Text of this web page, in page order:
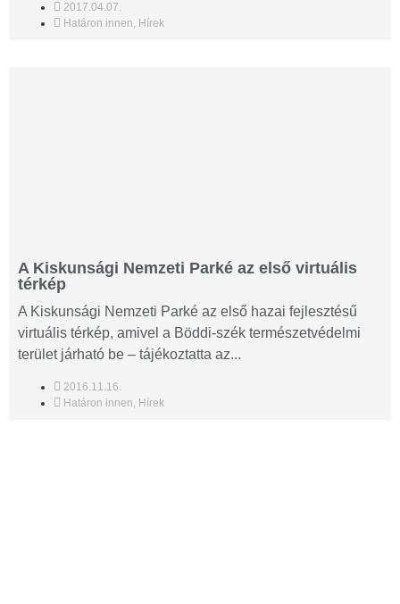
2017.04.07.
Határon innen, Hírek
A Kiskunsági Nemzeti Parké az első virtuális
térkép
A Kiskunsági Nemzeti Parké az első hazai fejlesztésű
virtuális térkép, amivel a Böddi-szék természetvédelmi
terület járható be – tájékoztatta az...
2016.11.16.
Határon innen Hírek